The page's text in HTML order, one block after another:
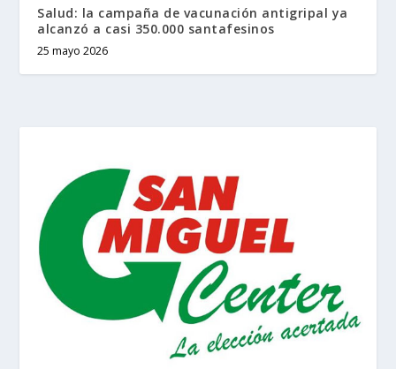
Salud: la campaña de vacunación antigripal ya
alcanzó a casi 350.000 santafesinos
25 mayo 2026